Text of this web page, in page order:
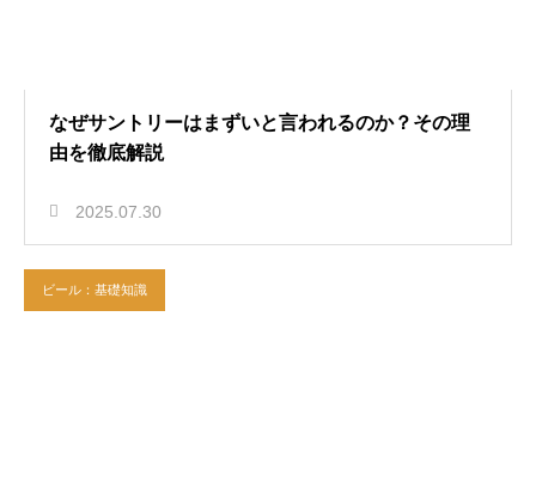
なぜサントリーはまずいと言われるのか？その理
由を徹底解説
2025.07.30
ビール：基礎知識